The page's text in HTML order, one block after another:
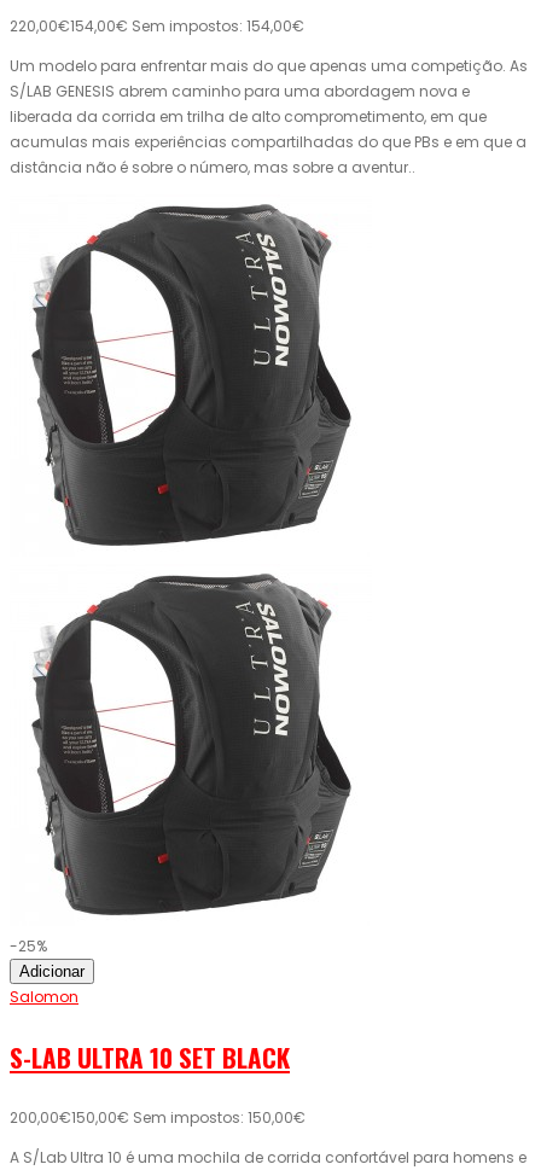
220,00€154,00€ Sem impostos: 154,00€
Um modelo para enfrentar mais do que apenas uma competição. As
S/LAB GENESIS abrem caminho para uma abordagem nova e
liberada da corrida em trilha de alto comprometimento, em que
acumulas mais experiências compartilhadas do que PBs e em que a
distância não é sobre o número, mas sobre a aventur..
-25%
Adicionar
Salomon
S-LAB ULTRA 10 SET BLACK
200,00€150,00€ Sem impostos: 150,00€
A S/Lab Ultra 10 é uma mochila de corrida confortável para homens e